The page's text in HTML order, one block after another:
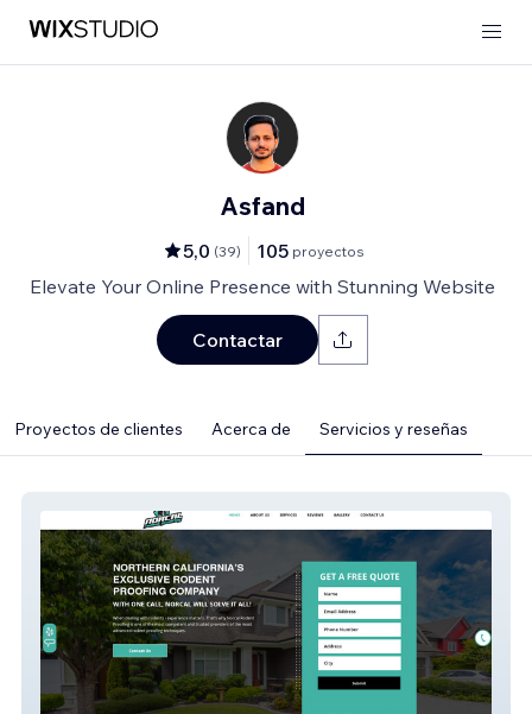
Asfand
5,0 (39) 105 proyectos
Elevate Your Online Presence with Stunning Website
Contactar
Proyectos de clientes Acerca de Servicios y reseñas